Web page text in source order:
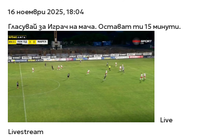
16 ноември 2025, 18:04
Гласувай за Играч на мача. Остават ти 15 минути.
Live
Livestream